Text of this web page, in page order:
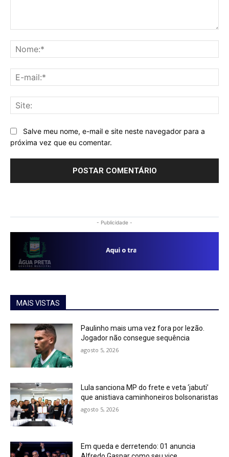
Salve meu nome, e-mail e site neste navegador para a
próxima vez que eu comentar.
- Publicidade -
MAIS VISTAS
Paulinho mais uma vez fora por lezão.
Jogador não consegue sequência
agosto 5, 2026
Lula sanciona MP do frete e veta ‘jabuti’
que anistiava caminhoneiros bolsonaristas
agosto 5, 2026
Em queda e derretendo: 01 anuncia